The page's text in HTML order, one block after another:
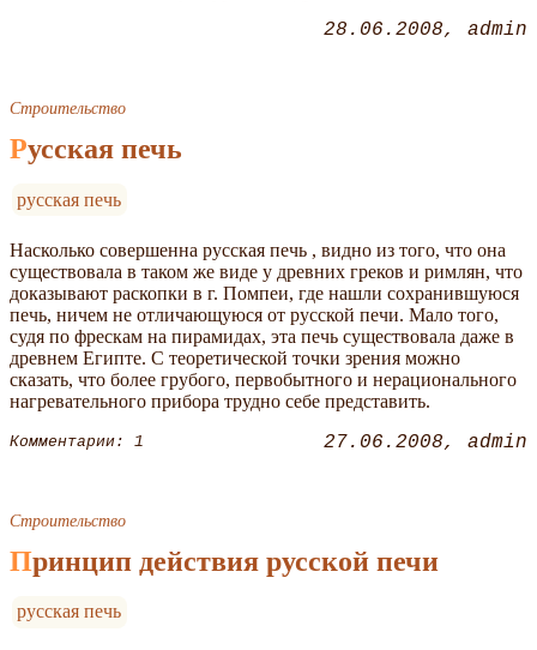
28.06.2008 admin
Строительство
Русская печь
русская печь
Насколько совершенна русская печь , видно из того, что она
существовала в таком же виде у древних греков и римлян, что
доказывают раскопки в г. Помпеи, где нашли сохранившуюся
печь, ничем не отличающуюся от русской печи. Мало того,
судя по фрескам на пирамидах, эта печь существовала даже в
древнем Египте. С теоретической точки зрения можно
сказать, что более грубого, первобытного и нерационального
нагревательного прибора трудно себе представить.
Комментарии: 1 27.06.2008 admin
Строительство
Принцип действия русской печи
русская печь